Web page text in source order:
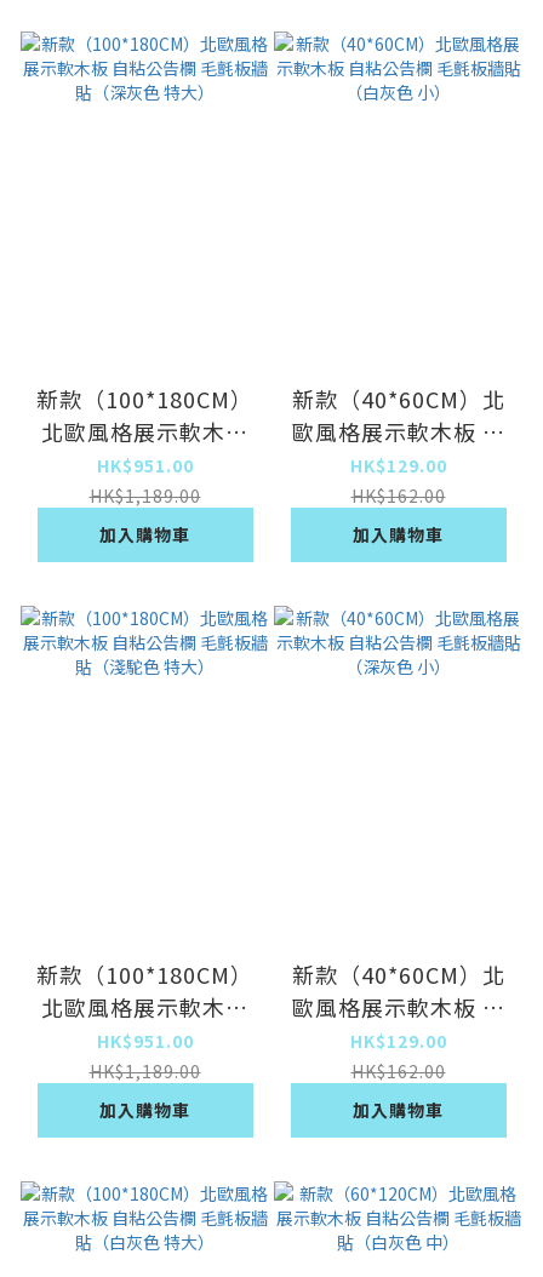
新款（100*180CM）
北歐風格展示軟木板
自粘公告欄 毛氈板牆
貼（深灰色 特大）
HK$951.00
HK$1,189.00
加入購物車
新款（40*60CM）北
歐風格展示軟木板 自
粘公告欄 毛氈板牆貼
（白灰色 小）
HK$129.00
HK$162.00
加入購物車
新款（100*180CM）
北歐風格展示軟木板
自粘公告欄 毛氈板牆
貼（淺駝色 特大）
HK$951.00
HK$1,189.00
加入購物車
新款（40*60CM）北
歐風格展示軟木板 自
粘公告欄 毛氈板牆貼
（深灰色 小）
HK$129.00
HK$162.00
加入購物車